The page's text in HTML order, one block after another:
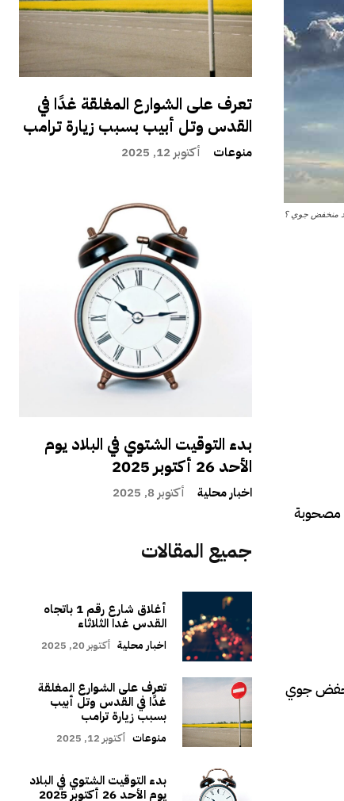
تعرف على الشوارع المغلقة غدًا في
القدس وتل أبيب بسبب زيارة ترامب
منوعات أكتوبر 12, 2025
بدء التوقيت الشتوي في البلاد يوم
الأحد 26 أكتوبر 2025
اخبار محلية أكتوبر 8, 2025
جميع المقالات
أغلاق شارع رقم 1 باتجاه
القدس غدا الثلاثاء
اخبار محلية أكتوبر 20, 2025
تعرف على الشوارع المغلقة
غدًا في القدس وتل أبيب
بسبب زيارة ترامب
منوعات أكتوبر 12, 2025
بدء التوقيت الشتوي في البلاد
يوم الأحد 26 أكتوبر 2025
منخفض جوي ؟
مصحوبة
جوي